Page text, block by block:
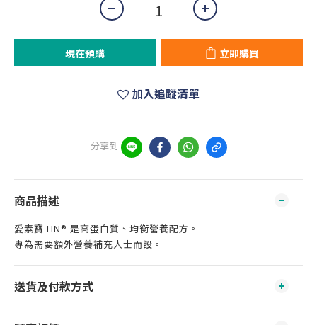
現在預購 立即購買
加入追蹤清單
分享到
商品描述
愛素寶 HN® 是高蛋白質、均衡營養配方。
專為需要額外營養補充人士而設。
送貨及付款方式